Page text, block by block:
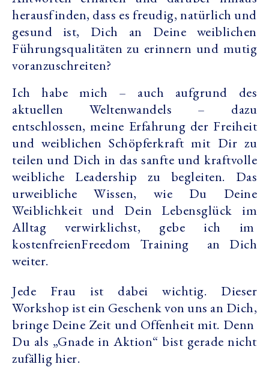
herausfinden, dass es freudig, natürlich und
gesund ist, Dich an Deine weiblichen
Führungsqualitäten zu erinnern und mutig
voranzuschreiten?
Ich habe mich – auch aufgrund des
aktuellen Weltenwandels – dazu
entschlossen, meine Erfahrung der Freiheit
und weiblichen Schöpferkraft mit Dir zu
teilen und Dich in das sanfte und kraftvolle
weibliche Leadership zu begleiten. Das
urweibliche Wissen, wie Du Deine
Weiblichkeit und Dein Lebensglück im
Alltag verwirklichst, gebe ich im
kostenfreienFreedom Training an Dich
weiter.
Jede Frau ist dabei wichtig. Dieser
Workshop ist ein Geschenk von uns an Dich,
bringe Deine Zeit und Offenheit mit. Denn
Du als „Gnade in Aktion“ bist gerade nicht
zufällig hier.